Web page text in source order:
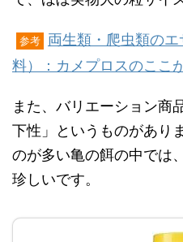
参考
両生類・爬虫類の
料）：カメプロスのここ
また、バリエーション商
下性」というものがあり
のが多い亀の餌の中では
珍しいです。